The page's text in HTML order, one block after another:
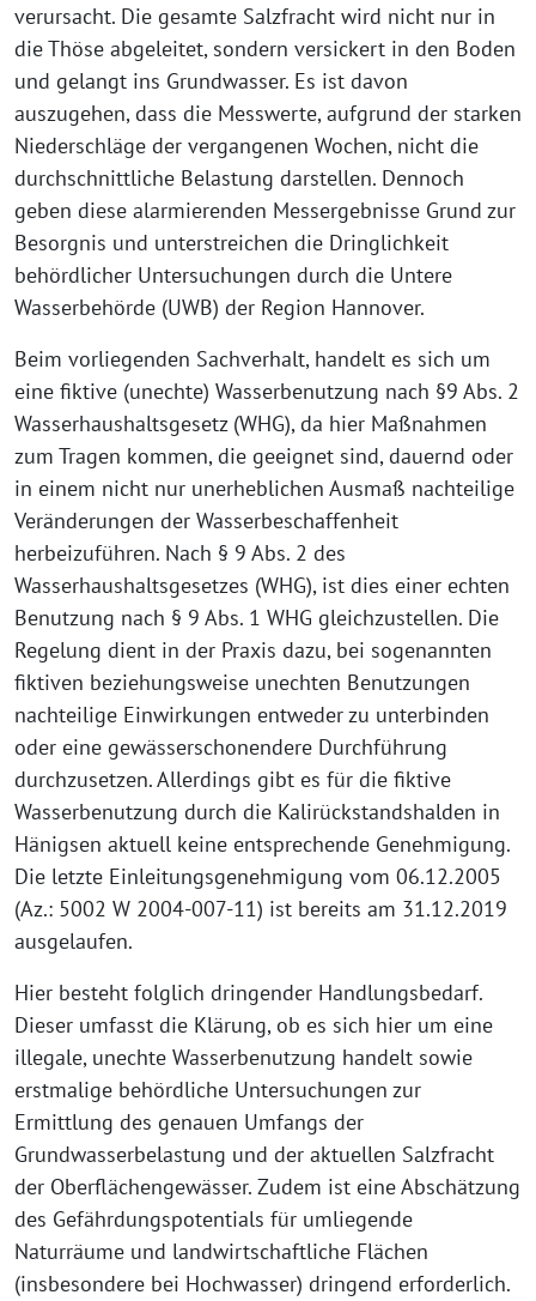
verursacht. Die gesamte Salzfracht wird nicht nur in
die Thöse abgeleitet, sondern versickert in den Boden
und gelangt ins Grundwasser. Es ist davon
auszugehen, dass die Messwerte, aufgrund der starken
Niederschläge der vergangenen Wochen, nicht die
durchschnittliche Belastung darstellen. Dennoch
geben diese alarmierenden Messergebnisse Grund zur
Besorgnis und unterstreichen die Dringlichkeit
behördlicher Untersuchungen durch die Untere
Wasserbehörde (UWB) der Region Hannover.
Beim vorliegenden Sachverhalt, handelt es sich um
eine fiktive (unechte) Wasserbenutzung nach §9 Abs. 2
Wasserhaushaltsgesetz (WHG), da hier Maßnahmen
zum Tragen kommen, die geeignet sind, dauernd oder
in einem nicht nur unerheblichen Ausmaß nachteilige
Veränderungen der Wasserbeschaffenheit
herbeizuführen. Nach § 9 Abs. 2 des
Wasserhaushaltsgesetzes (WHG), ist dies einer echten
Benutzung nach § 9 Abs. 1 WHG gleichzustellen. Die
Regelung dient in der Praxis dazu, bei sogenannten
fiktiven beziehungsweise unechten Benutzungen
nachteilige Einwirkungen entweder zu unterbinden
oder eine gewässerschonendere Durchführung
durchzusetzen. Allerdings gibt es für die fiktive
Wasserbenutzung durch die Kalirückstandshalden in
Hänigsen aktuell keine entsprechende Genehmigung.
Die letzte Einleitungsgenehmigung vom 06.12.2005
(Az.: 5002 W 2004-007-11) ist bereits am 31.12.2019
ausgelaufen.
Hier besteht folglich dringender Handlungsbedarf.
Dieser umfasst die Klärung, ob es sich hier um eine
illegale, unechte Wasserbenutzung handelt sowie
erstmalige behördliche Untersuchungen zur
Ermittlung des genauen Umfangs der
Grundwasserbelastung und der aktuellen Salzfracht
der Oberflächengewässer. Zudem ist eine Abschätzung
des Gefährdungspotentials für umliegende
Naturräume und landwirtschaftliche Flächen
(insbesondere bei Hochwasser) dringend erforderlich.